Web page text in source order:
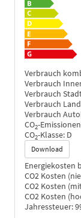
Verbrauch
Verbrauch
Verbrauch
Verbrauch
Verbrauch
CO2-
CO2-Klasse: D
Download
Energiekosten
CO2 Kosten
CO2 Kosten
CO2 Kosten
Jahressteuer: